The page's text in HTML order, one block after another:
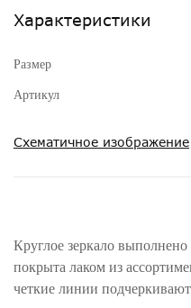
Характеристики
Размер
Артикул
Схематичное изображение
Круглое зеркало выполнено
покрыта лаком из
четкие линии